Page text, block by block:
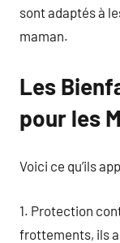
sont adaptés à
maman.
Les
pour les
Voici ce qu’ils
1. Protection
frottements, ils